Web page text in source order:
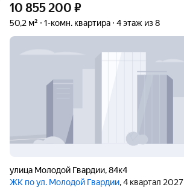
10 855 200 ₽
50,2 м² 1-комн. квартира 4 этаж из 8
улица Молодой Гвардии,84к4
ЖК по ул. Молодой Гвардии, 4 квартал 2027